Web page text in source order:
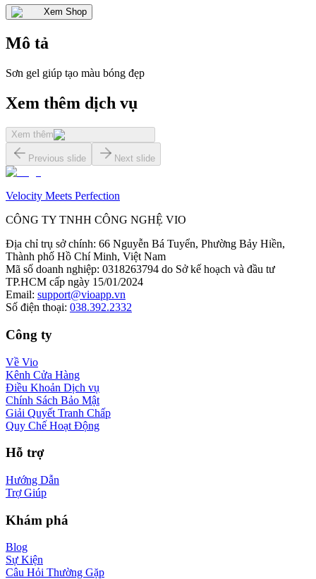
Xem Shop
Mô tả
Sơn gel giúp tạo màu bóng đẹp
Xem thêm dịch vụ
Xem thêm
Previous slide Next slide
Velocity Meets Perfection
CÔNG TY TNHH CÔNG NGHỆ VIO
Địa chỉ trụ sở chính: 66 Nguyễn Bá Tuyển, Phường Bảy Hiền,
Thành phố Hồ Chí Minh, Việt Nam
Mã số doanh nghiệp: 0318263794 do Sở kế hoạch và đầu tư
TP.HCM cấp ngày 15/01/2024
Email: support@vioapp.vn
Số điện thoại: 038.392.2332
Công ty
Về Vio
Kênh Cửa Hàng
Điều Khoản Dịch vụ
Chính Sách Bảo Mật
Giải Quyết Tranh Chấp
Quy Chế Hoạt Động
Hỗ trợ
Hướng Dẫn
Trợ Giúp
Khám phá
Blog
Sự Kiện
Câu Hỏi Thường Gặp